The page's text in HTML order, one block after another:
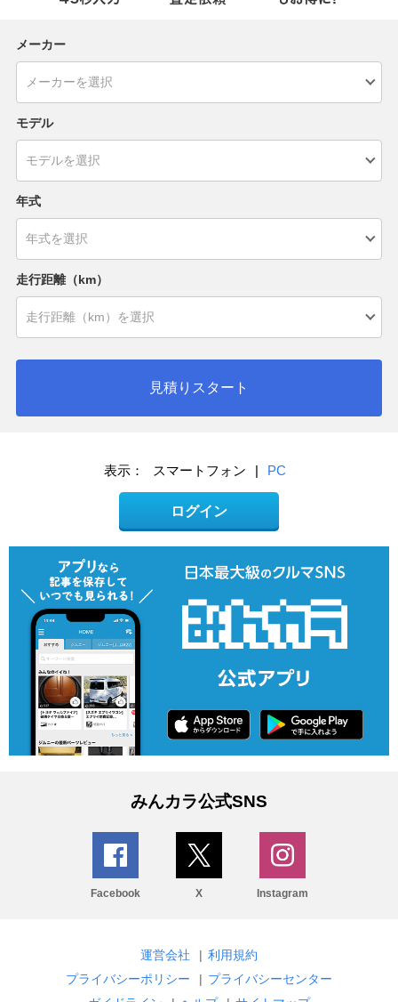
メーカー
モデル
年式
走行距離（km）
見積りスタート
表示： スマートフォン | PC
ログイン
みんカラ公式SNS
Facebook X Instagram
運営会社 | 利用規約
プライバシーポリシー
| プライバシーセンター